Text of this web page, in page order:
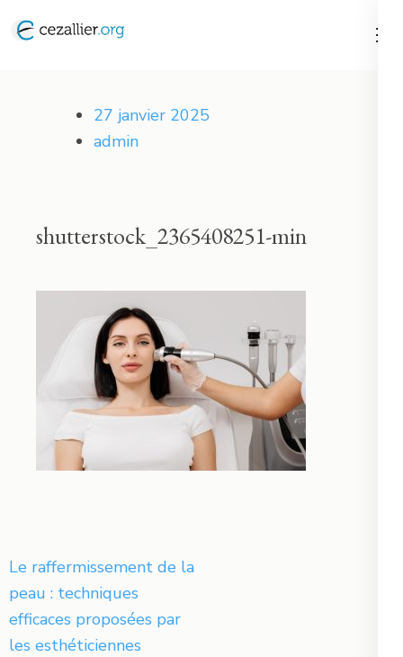
au
27 janvier 2025
admin
shutterstock_2365408251-min
Navigation
de
l’article
Le raffermissement de la
peau : techniques
efficaces proposées par
les esthéticiennes